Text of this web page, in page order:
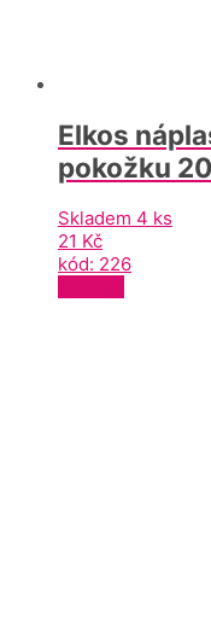
Elkos
pokožku
Skladem 4 ks
21 Kč
kód: 226